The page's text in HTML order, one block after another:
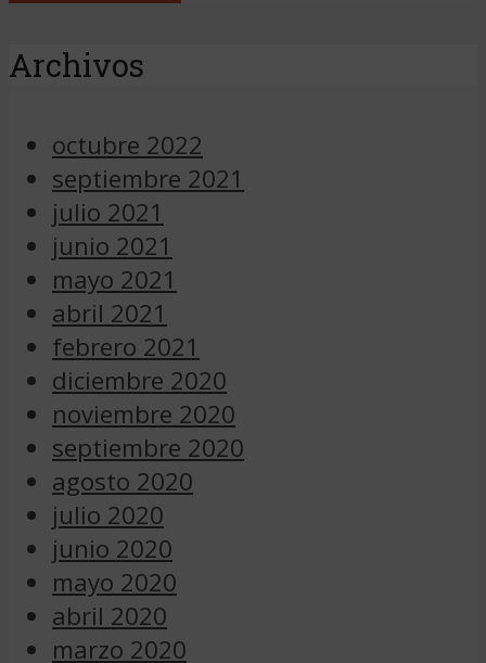
Archivos
octubre 2022
septiembre 2021
julio 2021
junio 2021
mayo 2021
abril 2021
febrero 2021
diciembre 2020
noviembre 2020
septiembre 2020
agosto 2020
julio 2020
junio 2020
mayo 2020
abril 2020
marzo 2020